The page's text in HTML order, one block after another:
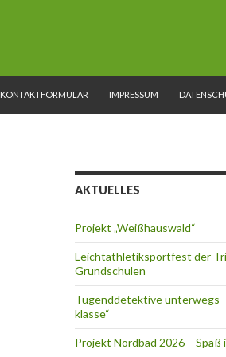
KONTAKTFORMULAR IMPRESSUM
AKTUELLES
Projekt „Weißhauswald“
Leichtathletiksportfest der
Grundschulen
Tugenddetektive unterwegs
klasse“
Projekt Nordbad 2026 – Spaß